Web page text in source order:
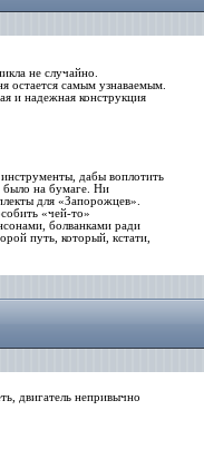
не случайно.
остается самым узнаваемым.
и надежная конструкция
инструменты, дабы воплотить
было на бумаге. Ни
для «Запорожцев».
«чей-то»
болванками ради
путь, который, кстати,
двигатель непривычно